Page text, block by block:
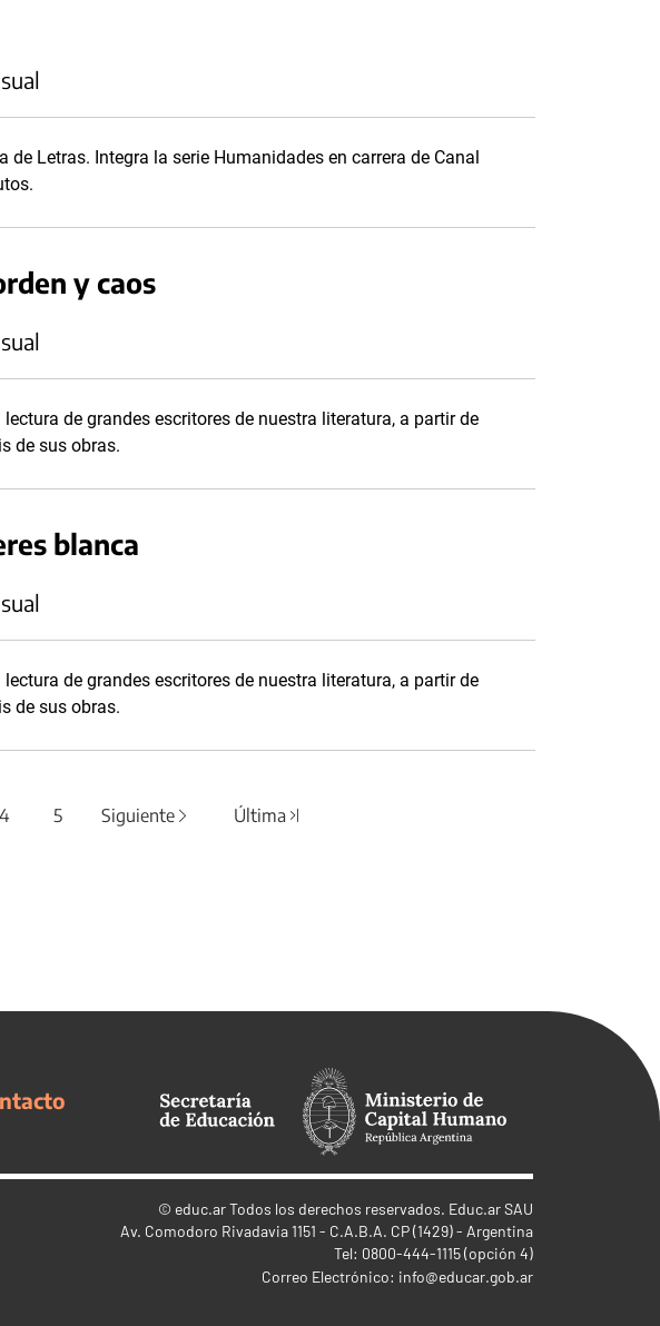
de Letras. Integra la serie Humanidades en carrera de Canal
y caos
de grandes escritores de nuestra literatura, a partir de
de sus obras.
blanca
de grandes escritores de nuestra literatura, a partir de
de sus obras.
4 5 Siguiente Última
© educ.arTodos los derechos reservados. Educ.ar SAU
Av. Comodoro Rivadavia 1151 - C.A.B.A. CP (1429) - Argentina
Tel: 0800-444-1115 (opción 4)
Correo Electrónico: info@educar.gob.ar